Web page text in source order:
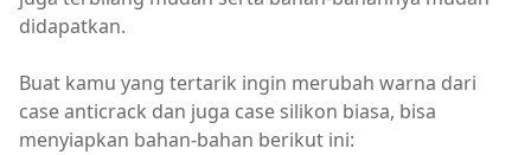
didapatkan.
Buat kamu yang tertarik ingin merubah warna dari
case anticrack dan juga case silikon biasa, bisa
menyiapkan bahan-bahan berikut ini: